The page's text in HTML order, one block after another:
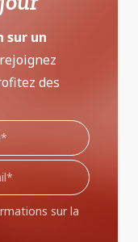
sur un
des
sur la